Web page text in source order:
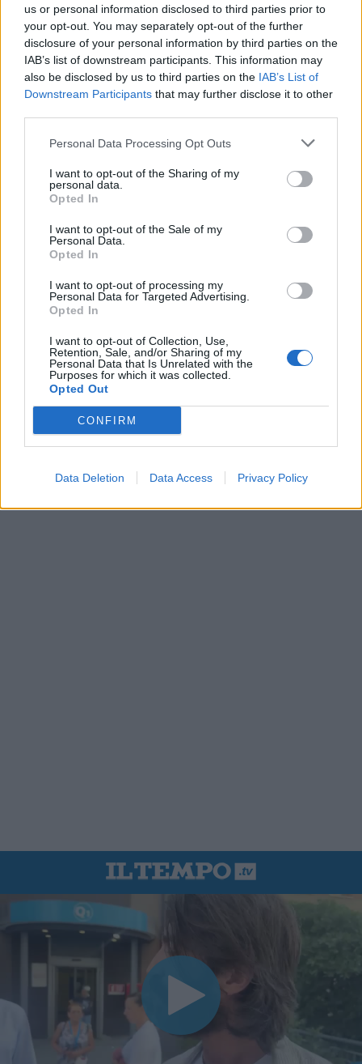
us or personal information disclosed to third parties prior to
your opt-out. You may separately opt-out of the further
disclosure of your personal information by third parties on the
IAB’s list of downstream participants. This information may
also be disclosed by us to third parties on the IAB’s List of
Downstream Participants that may further disclose it to other
Personal Data Processing Opt Outs
I want to opt-out of the Sharing of my
personal data.
Opted In
I want to opt-out of the Sale of my
Personal Data.
Opted In
I want to opt-out of processing my
Personal Data for Targeted Advertising.
Opted In
I want to opt-out of Collection, Use,
Retention, Sale, and/or Sharing of my
Personal Data that Is Unrelated with the
Purposes for which it was collected.
Opted Out
CONFIRM
Data Deletion Data Access Privacy Policy